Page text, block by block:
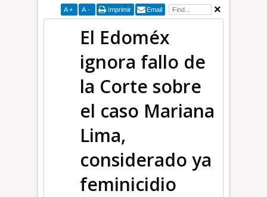
A + A - Imprimir Email
El Edoméx
ignora fallo de
la Corte sobre
el caso Mariana
Lima,
considerado ya
feminicidio